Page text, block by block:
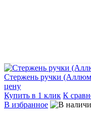
Стержень ручки
цену
Купить в 1 клик К
В избранное